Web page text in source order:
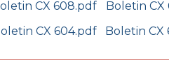
CX 608.pdf
Boletin CX
CX 604.pdf Boletin CX